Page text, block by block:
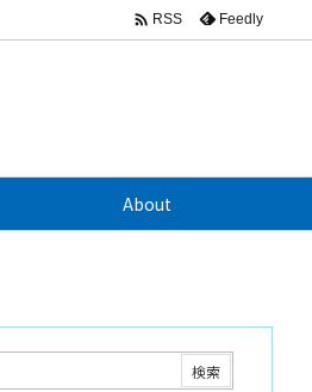
About
 RSS Feedly